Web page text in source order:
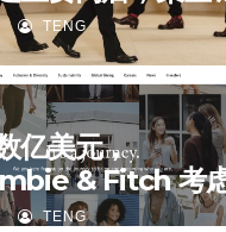
店不再有价值
TENG
亿美元，
& Fitch 考
分股权
TENG